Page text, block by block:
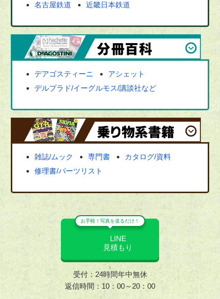
名古屋鉄道
近畿日本鉄道
デアゴスティーニ
アシェット
デルプラド/イーグルモス/講談社など
雑誌/ムック 専門書
カタログ/資料
修理書/パーツリスト
お手軽！写真を送るだけ！
LINE
見積もり
受付：24時間年中無休
返信時間：10：00～20：00